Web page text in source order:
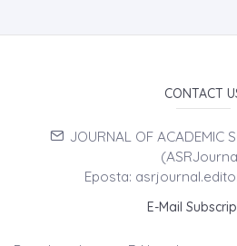
CONTACT
JOURNAL OF ACADEMIC
Eposta:
E-Mail